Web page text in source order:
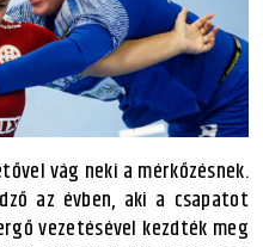
vág neki a mérkőzésnek.
az évben, aki a csapatot
vezetésével kezdték meg